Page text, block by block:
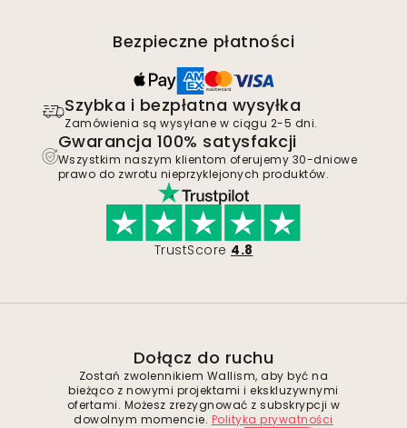
Bezpieczne płatności
Szybka i bezpłatna wysyłka
Zamówienia są wysyłane w ciągu 2-5 dni.
Gwarancja 100% satysfakcji
Wszystkim naszym klientom oferujemy 30-dniowe
prawo do zwrotu nieprzyklejonych produktów.
TrustScore 4.8
Dołącz do ruchu
Zostań zwolennikiem Wallism, aby być na
bieżąco z nowymi projektami i ekskluzywnymi
ofertami. Możesz zrezygnować z subskrypcji w
dowolnym momencie. Polityka prywatności